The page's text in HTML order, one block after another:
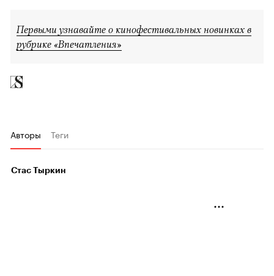
Первыми узнавайте о кинофестивальных новинках в
рубрике «Впечатления»
Авторы Теги
Стас Тыркин